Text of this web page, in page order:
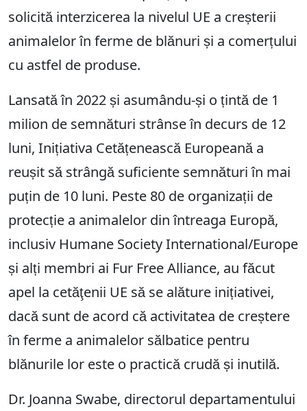
solicită interzicerea la nivelul UE a creșterii
animalelor în ferme de blănuri și a comerțului
cu astfel de produse.
Lansată în 2022 și asumându-și o țintă de 1
milion de semnături strânse în decurs de 12
luni, Inițiativa Cetățenească Europeană a
reușit să strângă suficiente semnături în mai
puțin de 10 luni. Peste 80 de organizații de
protecție a animalelor din întreaga Europă,
inclusiv Humane Society International/Europe
și alți membri ai Fur Free Alliance, au făcut
apel la cetăţenii UE să se alăture inițiativei,
dacă sunt de acord că activitatea de creștere
în ferme a animalelor sălbatice pentru
blănurile lor este o practică crudă și inutilă.
Dr. Joanna Swabe, directorul departamentului